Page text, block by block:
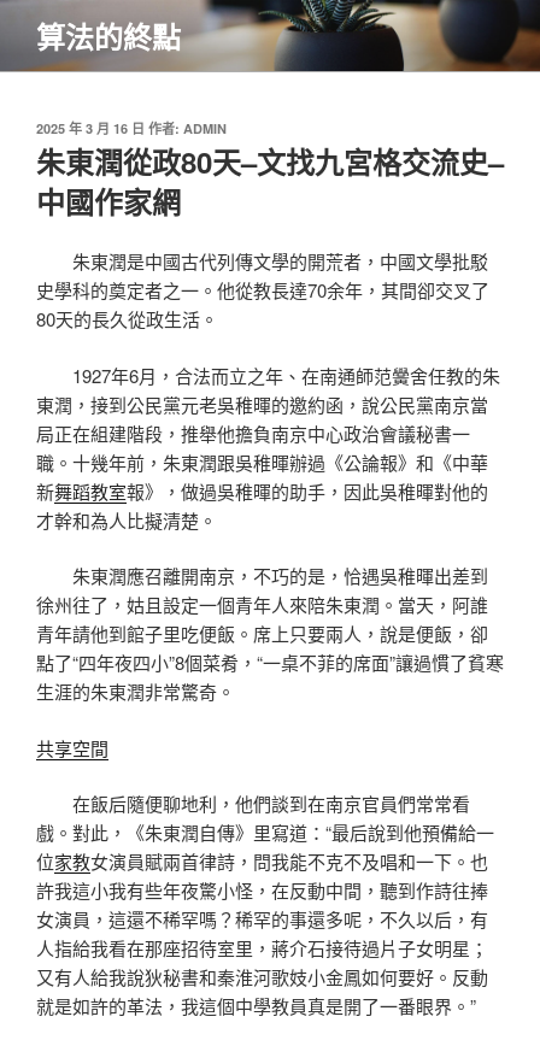
主
算法的終點
發
佈
於
2025 年 3 月 16 日 作者: ADMIN
朱東潤從政80天–文找九宮格交流史–
中國作家網
朱東潤是中國古代列傳文學的開荒者，中國文學批駁
史學科的奠定者之一。他從教長達70余年，其間卻交叉了
80天的長久從政生活。
1927年6月，合法而立之年、在南通師范黌舍任教的朱
東潤，接到公民黨元老吳稚暉的邀約函，說公民黨南京當
局正在組建階段，推舉他擔負南京中心政治會議秘書一
職。十幾年前，朱東潤跟吳稚暉辦過《公論報》和《中華
新舞蹈教室報》，做過吳稚暉的助手，因此吳稚暉對他的
才幹和為人比擬清楚。
朱東潤應召離開南京，不巧的是，恰遇吳稚暉出差到
徐州往了，姑且設定一個青年人來陪朱東潤。當天，阿誰
青年請他到館子里吃便飯。席上只要兩人，說是便飯，卻
點了“四年夜四小”8個菜肴，“一桌不菲的席面”讓過慣了貧寒
生涯的朱東潤非常驚奇。
共享空間
在飯后隨便聊地利，他們談到在南京官員們常常看
戲。對此，《朱東潤自傳》里寫道：“最后說到他預備給一
位家教女演員賦兩首律詩，問我能不克不及唱和一下。也
許我這小我有些年夜驚小怪，在反動中間，聽到作詩往捧
女演員，這還不稀罕嗎？稀罕的事還多呢，不久以后，有
人指給我看在那座招待室里，蔣介石接待過片子女明星；
又有人給我說狄秘書和秦淮河歌妓小金鳳如何要好。反動
就是如許的革法，我這個中學教員真是開了一番眼界。”